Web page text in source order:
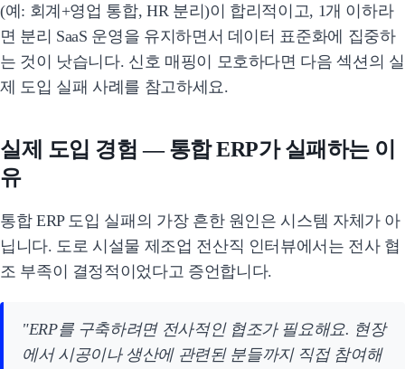
(예: 회계+영업 통합, HR 분리)이 합리적이고, 1개 이하라
면 분리 SaaS 운영을 유지하면서 데이터 표준화에 집중하
는 것이 낫습니다. 신호 매핑이 모호하다면 다음 섹션의 실
제 도입 실패 사례를 참고하세요.
실제 도입 경험 — 통합 ERP가 실패하는 이
유
통합 ERP 도입 실패의 가장 흔한 원인은 시스템 자체가 아
닙니다. 도로 시설물 제조업 전산직 인터뷰에서는 전사 협
조 부족이 결정적이었다고 증언합니다.
"ERP를 구축하려면 전사적인 협조가 필요해요. 현장
에서 시공이나 생산에 관련된 분들까지 직접 참여해